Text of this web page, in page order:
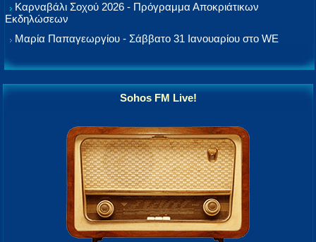
Καρναβάλι Σοχού 2026 - Πρόγραμμα Αποκριάτικων
Εκδηλώσεων
Μαρία Παπαγεωργίου - Σάββατο 31 Ιανουαρίου στο WE
Sohos FM Live!